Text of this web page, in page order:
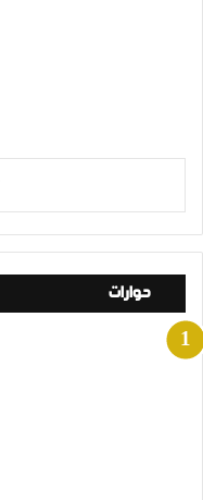
حوارات